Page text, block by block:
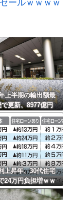
ールｗｗｗｗ
上半期の輸出額最
更新、8977億円
バウンドの増加に
の認知度が向上」
上昇年、30代住宅
24万円負担増ｗｗ
ｗｗｗｗ